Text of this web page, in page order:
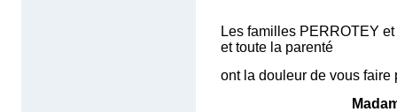
Les familles PERROTEY
et toute la parenté
ont la douleur de vous faire